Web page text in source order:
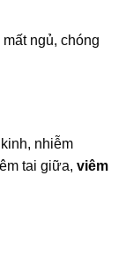
mất ngủ, chóng
nhiễm
tai giữa, viêm